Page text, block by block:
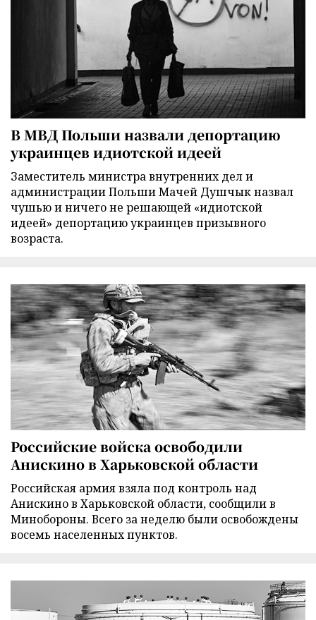
В МВД Польши назвали депортацию
украинцев идиотской идеей
Заместитель министра внутренних дел и
администрации Польши Мачей Душчык назвал
чушью и ничего не решающей «идиотской
идеей» депортацию украинцев призывного
возраста.
Российские войска освободили
Анискино в Харьковской области
Российская армия взяла под контроль над
Анискино в Харьковской области, сообщили в
Минобороны. Всего за неделю были освобождены
восемь населенных пунктов.